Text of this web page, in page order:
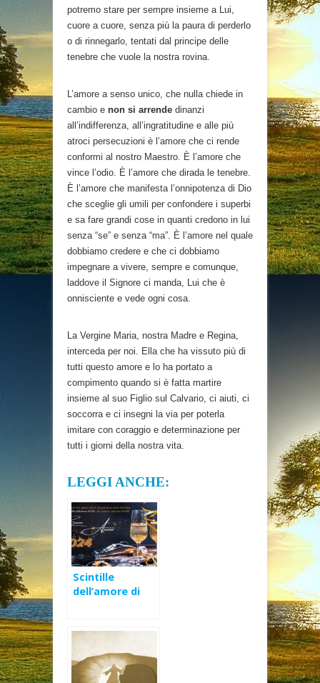
potremo stare per sempre insieme a Lui,
cuore a cuore, senza più la paura di perderlo
o di rinnegarlo, tentati dal principe delle
tenebre che vuole la nostra rovina.
L’amore a senso unico, che nulla chiede in
cambio e non si arrende dinanzi
all’indifferenza, all’ingratitudine e alle più
atroci persecuzioni è l’amore che ci rende
conformi al nostro Maestro. È l’amore che
vince l’odio. È l’amore che dirada le tenebre.
È l’amore che manifesta l’onnipotenza di Dio
che sceglie gli umili per confondere i superbi
e sa fare grandi cose in quanti credono in lui
senza “se” e senza “ma”. È l’amore nel quale
dobbiamo credere e che ci dobbiamo
impegnare a vivere, sempre e comunque,
laddove il Signore ci manda, Lui che è
onnisciente e vede ogni cosa.
La Vergine Maria, nostra Madre e Regina,
interceda per noi. Ella che ha vissuto più di
tutti questo amore e lo ha portato a
compimento quando si è fatta martire
insieme al suo Figlio sul Calvario, ci aiuti, ci
soccorra e ci insegni la via per poterla
imitare con coraggio e determinazione per
tutti i giorni della nostra vita.
LEGGI ANCHE:
Scintille
dell’amore di